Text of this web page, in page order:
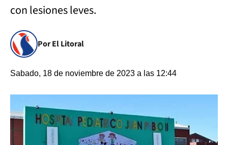
con lesiones leves.
Por El Litoral
Sabado, 18 de noviembre de 2023 a las 12:44